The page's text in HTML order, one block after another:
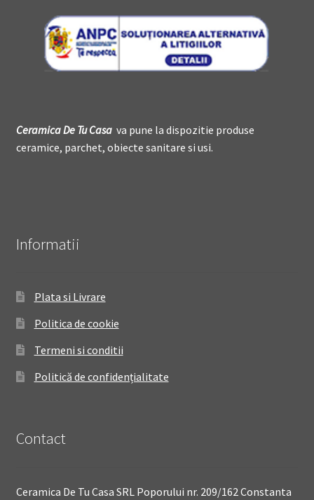
Ceramica DeTu Casava pune la dispozitie produse
ceramice, parchet, obiecte sanitare si usi.
Informatii
Plata si Livrare
Politica de cookie
Termeni si conditii
Politică de confidențialitate
Contact
Ceramica De Tu Casa SRL Poporului nr. 209/162 Constanta